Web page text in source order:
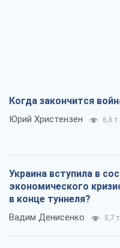
Когда закончится
Юрий Христензен 6,6 т.
Украина вступила в
экономического
в конце туннеля?
Вадим Денисенко 5,7 т.